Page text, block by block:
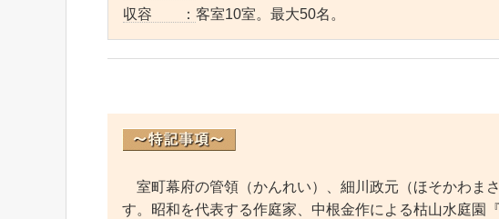
収容 ： 客室10室。最大50名。
室町幕府の管領（かんれい）、細川政元（ほそかわま
す。昭和を代表する作庭家、中根金作による枯山水庭園